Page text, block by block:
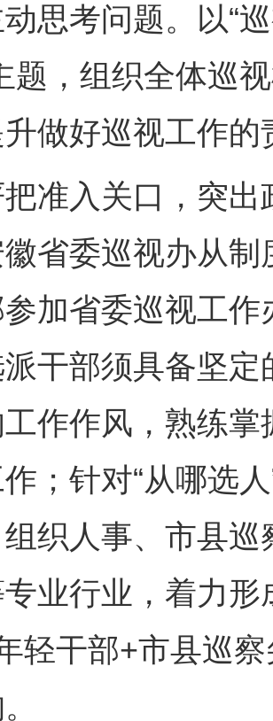
思考问题。以“
题，组织全体巡
做好巡视工作
入关口，突出
省委巡视办从
加省委巡视工作
干部须具备坚
作作风，熟练
；针对“从哪选
织人事、市县
业行业，着力
轻干部+市县巡